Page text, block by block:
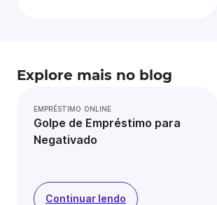
Explore mais no blog
EMPRÉSTIMO ONLINE
Golpe de Empréstimo para
Negativado
Continuar lendo